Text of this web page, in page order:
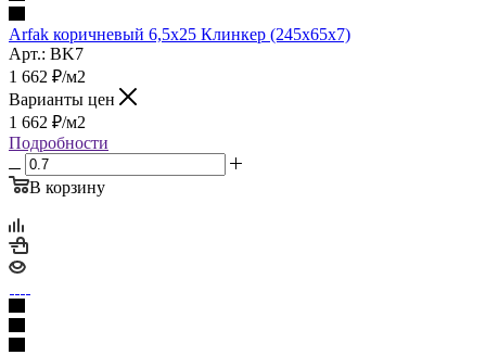
Arfak коричневый 6,5х25 Клинкер (245x65x7)
Арт.: BK7
1 662 ₽/м2
Варианты цен
1 662 ₽/м2
Подробности
В корзину